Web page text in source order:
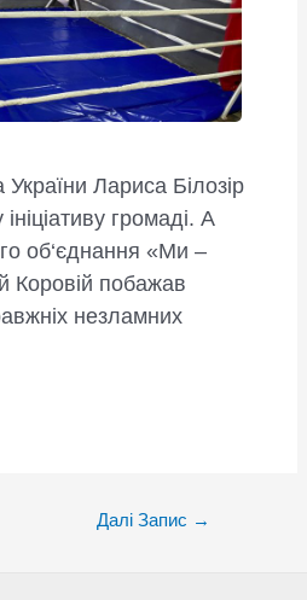
Лариса Білозір
громаді. А
об‘єднання «Ми –
Коровій побажав
незламних
Далі Запис →